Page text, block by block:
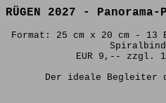
RÜGEN 2027 -
Format: 25 cm x 20 cm -
EUR 9,-- zzgl.
Der ideale Begleiter